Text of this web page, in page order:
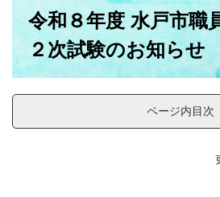
令和８年度 水戸市職
２次試験のお知らせ
ページ内目次